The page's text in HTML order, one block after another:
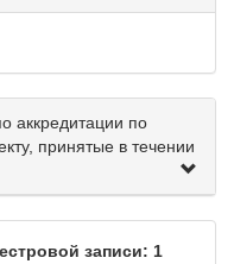
аккредитации по
принятые в течении
записи: 1